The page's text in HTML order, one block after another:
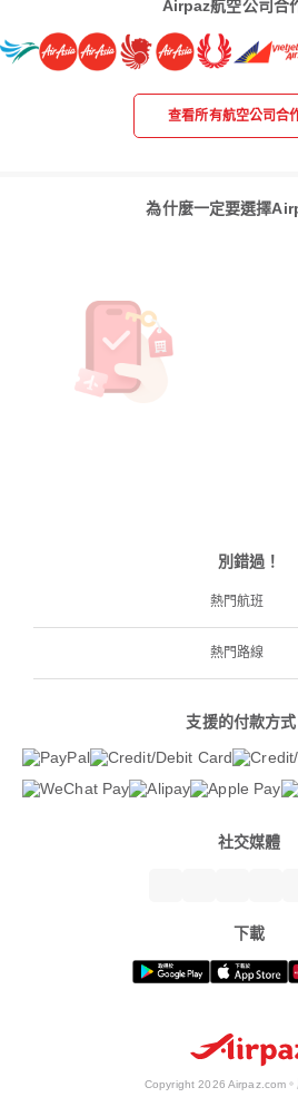
Airpaz航空公司合
查看所有航空公司合
為什麼一定要選擇
別錯過！
熱門航班
熱門路線
支援的付款方式
社交媒體
下載
Copyright 2026 Airpaz.com。